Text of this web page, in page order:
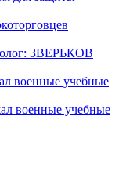
ЗВЕРЬКОВ
военные учебные
военные учебные